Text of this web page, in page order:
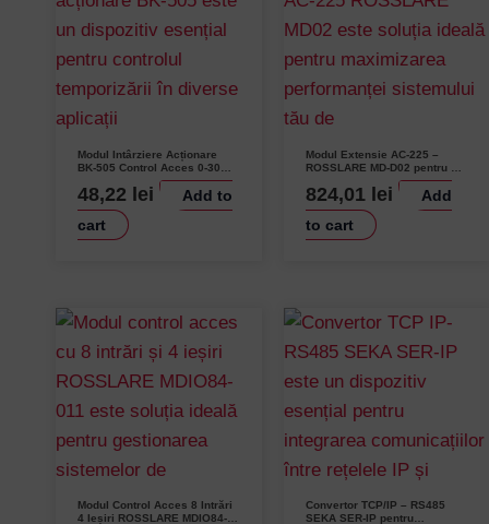
Modul Intârziere Acționare
BK-505 Control Acces 0-30
Secunde DC12V 40mA
Dimensiuni 55 x 40.2 x 19
48,22 lei
Add to
cart
Modul Extensie AC-225 –
ROSSLARE MD-D02 pentru 1
Ușă Bidirecțională sau 2 Uși
Unidirecționale
824,01 lei
Add
to cart
Modul Control Acces 8 Intrări
4 Ieșiri ROSSLARE MDIO84-
Convertor TCP/IP – RS485
SEKA SER-IP pentru
Username or Email Address